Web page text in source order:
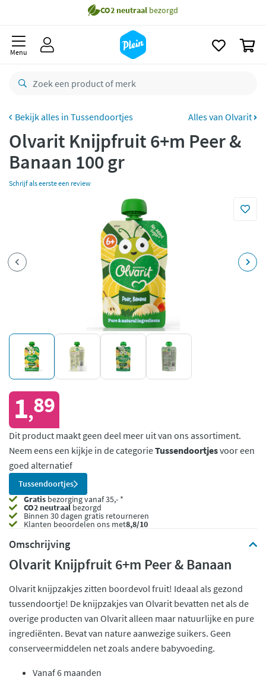
Gratisbezorging vanaf 35,- *
besteld,
Gratisretourneren
Betaal met Klarna
Menu
Tussendoortjes Alles van Olvarit
Olvarit Knijpfruit 6+m Peer &
Banaan 100 gr
Schrijf als eerste een review
1,89
Dit product maakt geen deel meer uit van ons assortiment.
Neem eens een kijkje in de categorieTussendoortjesvoor een
goed alternatief
Tussendoortjes
Gratis bezorging vanaf 35,- *
CO2 neutraalbezorgd
Binnen 30 dagen gratis retourneren
Klanten beoordelen ons met8,8/10
Omschrijving
Olvarit Knijpfruit 6+m Peer & Banaan
Olvarit knijpzakjes zitten boordevol fruit! Ideaal als gezond
tussendoortje! De knijpzakjes van Olvarit bevatten net als de
overige producten van Olvarit alleen maar natuurlijke en pure
ingrediënten. Bevat van nature aanwezige suikers. Geen
conserveermiddelen net zoals andere babyvoeding.
Vanaf 6 maanden